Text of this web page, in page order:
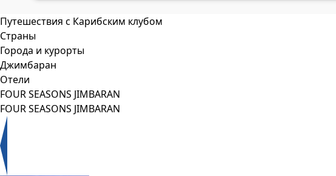
Путешествия с Карибским клубом
Страны
Города и курорты
Джимбаран
Отели
FOUR SEASONS JIMBARAN
FOUR SEASONS JIMBARAN